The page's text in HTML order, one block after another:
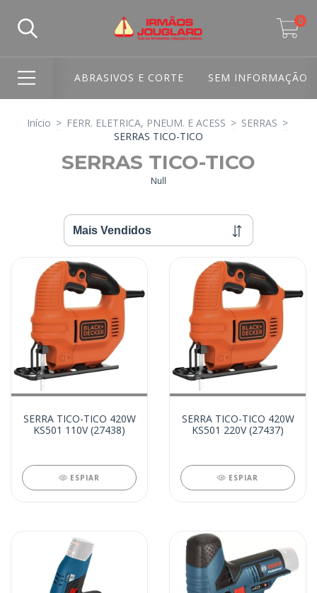
0
ABRASIVOS E CORTE SEM INFORMAÇÃO
Início > FERR. ELETRICA, PNEUM. E ACESS > SERRAS >
SERRAS TICO-TICO
SERRAS TICO-TICO
Null
SERRA TICO-TICO 420W
KS501 110V (27438)
ESPIAR
SERRA TICO-TICO 420W
KS501 220V (27437)
ESPIAR